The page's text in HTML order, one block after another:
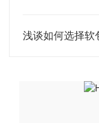
浅谈如何选择软